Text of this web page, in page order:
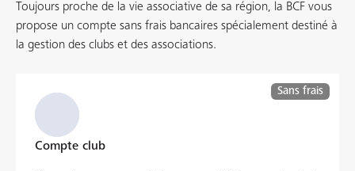
Toujours proche de la vie associative de sa région, la BCF vous
propose un compte sans frais bancaires spécialement destiné à
la gestion des clubs et des associations.
Sans frais
Compte club